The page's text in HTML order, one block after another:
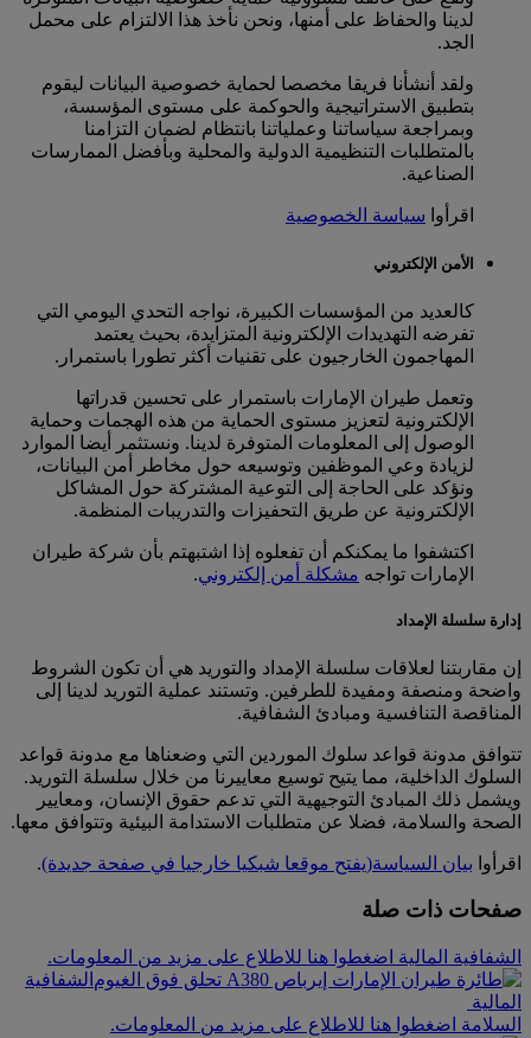
لدينا والحفاظ على أمنها، ونحن نأخذ هذا الالتزام على محمل
الجد.
ولقد أنشأنا فريقا مخصصا لحماية خصوصية البيانات ليقوم
بتطبيق الاستراتيجية والحوكمة على مستوى المؤسسة،
وبمراجعة سياساتنا وعملياتنا بانتظام لضمان التزامنا
بالمتطلبات التنظيمية الدولية والمحلية وبأفضل الممارسات
الصناعية.
اقرأوا سياسة الخصوصية
الأمن الإلكتروني
كالعديد من المؤسسات الكبيرة، نواجه التحدي اليومي التي
تفرضه التهديدات الإلكترونية المتزايدة، بحيث يعتمد
المهاجمون الخارجيون على تقنيات أكثر تطورا باستمرار.
وتعمل طيران الإمارات باستمرار على تحسين قدراتها
الإلكترونية لتعزيز مستوى الحماية من هذه الهجمات وحماية
الوصول إلى المعلومات المتوفرة لدينا. ونستثمر أيضا الموارد
لزيادة وعي الموظفين وتوسيعه حول مخاطر أمن البيانات،
ونؤكد على الحاجة إلى التوعية المشتركة حول المشاكل
الإلكترونية عن طريق التحفيزات والتدريبات المنظمة.
اكتشفوا ما يمكنكم أن تفعلوه إذا اشتبهتم بأن شركة طيران
الإمارات تواجه مشكلة أمن إلكتروني.
إدارة سلسلة الإمداد
إن مقاربتنا لعلاقات سلسلة الإمداد والتوريد هي أن تكون الشروط
واضحة ومنصفة ومفيدة للطرفين. وتستند عملية التوريد لدينا إلى
المناقصة التنافسية ومبادئ الشفافية.
تتوافق مدونة قواعد سلوك الموردين التي وضعناها مع مدونة قواعد
السلوك الداخلية، مما يتيح توسيع معاييرنا من خلال سلسلة التوريد.
ويشمل ذلك المبادئ التوجيهية التي تدعم حقوق الإنسان، ومعايير
الصحة والسلامة، فضلا عن متطلبات الاستدامة البيئية وتتوافق معها.
اقرأوا بيان السياسة(يفتح موقعا شبكيا خارجيا في صفحة جديدة).
صفحات ذات صلة
الشفافية المالية اضغطوا هنا للاطلاع على مزيد من المعلومات.
الشفافية
المالية
السلامة اضغطوا هنا للاطلاع على مزيد من المعلومات.